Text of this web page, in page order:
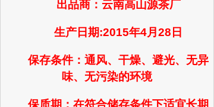
出品商：云南高山源茶厂
生产日期:2015年4月28日
保存条件：通风、干燥、避光、无异
味、无污染的环境
保质期：在符合储存条件下适宜长期